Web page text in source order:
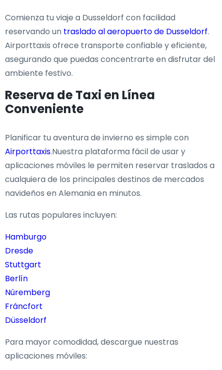
Comienza tu viaje a Dusseldorf con facilidad
reservando un traslado al aeropuerto de Dusseldorf.
Airporttaxis ofrece transporte confiable y eficiente,
asegurando que puedas concentrarte en disfrutar del
ambiente festivo.
Reserva de Taxi en Línea
Conveniente
Planificar tu aventura de invierno es simple con
Airporttaxis.Nuestra plataforma fácil de usar y
aplicaciones móviles le permiten reservar traslados a
cualquiera de los principales destinos de mercados
navideños en Alemania en minutos.
Las rutas populares incluyen:
Hamburgo
Dresde
Stuttgart
Berlín
Núremberg
Fráncfort
Düsseldorf
Para mayor comodidad, descargue nuestras
aplicaciones móviles: